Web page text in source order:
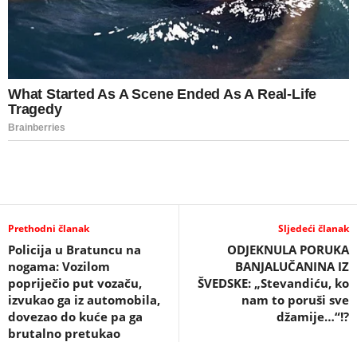
Prethodni članak
Policija u Bratuncu na
nogama: Vozilom
popriječio put vozaču,
izvukao ga iz automobila,
dovezao do kuće pa ga
brutalno pretukao
Sljedeći članak
ODJEKNULA PORUKA
BANJALUČANINA IZ
ŠVEDSKE: „Stevandiću, ko
nam to poruši sve
džamije…“!?